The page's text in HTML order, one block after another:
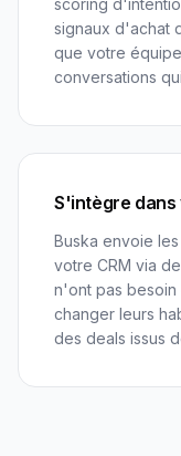
scoring
signaux d'achat
que votre
conversations
S'intègre
Buska envoie
votre CRM via
n'ont pas
changer leurs
des deals issus